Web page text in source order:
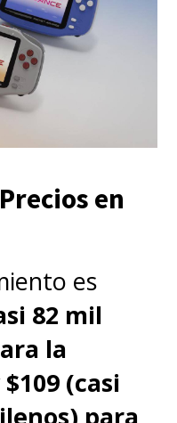
en
es
82 mil
la
(casi
para